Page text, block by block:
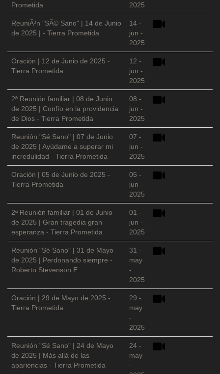
Prometida
2025
ReuniÃ³n "SÃ© Sano" | 14 de Junio
de 2025 | - Tierra Prometida
14 -
jun -
2025
Oración | 12 de Junio de 2025 -
Tierra Prometida
12 -
jun -
2025
2ª Reunión familiar | 08 de Junio
de 2025 | Confío en la providencia
de Dios - Tierra Prometida
08 -
jun -
2025
Reunión "Sé Sano" | 07 de Junio
de 2025 | Ayúdame a superar mi
incredulidad - Tierra Prometida
07 -
jun -
2025
Oración | 05 de Junio de 2025 -
Tierra Prometida
05 -
jun -
2025
2ª Reunión familiar | 01 de Junio
de 2025 | Gran tragedia gran
esperanza - Tierra Prometida
01 -
jun -
2025
Reunión "Sé Sano" | 31 de Mayo
de 2025 | Perdonando siempre -
Roberto Stevenson E.
31 -
may
-
2025
Oración | 29 de Mayo de 2025 -
Tierra Prometida
29 -
may
-
2025
Reunión "Sé Sano" | 24 de Mayo
de 2025 | Más allá de las
apariencias - Tierra Prometida
24 -
may
-